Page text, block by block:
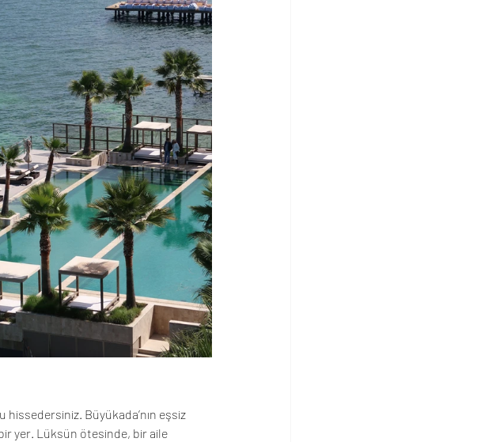
hissedersiniz. Büyükada’nın eşsiz
yer. Lüksün ötesinde, bir aile